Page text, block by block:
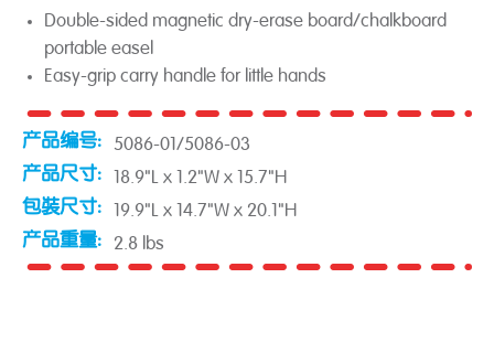
Double-sided magnetic dry-erase board/chalkboard
portable easel
Easy-grip carry handle for little hands
产品编号: 5086-01/5086-03
产品尺寸: 18.9"L x 1.2"W x 15.7"H
包裝尺寸: 19.9"L x 14.7"W x 20.1"H
产品重量: 2.8 lbs